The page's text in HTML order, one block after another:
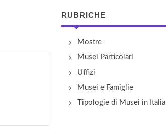
RUBRICHE
Mostre
Musei Particolari
Uffizi
Musei e Famiglie
Tipologie di Musei in Italia